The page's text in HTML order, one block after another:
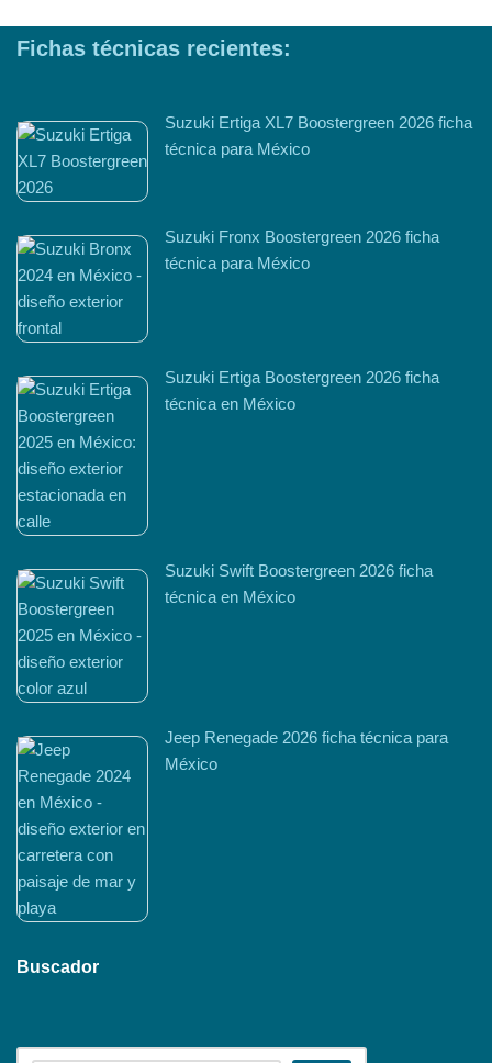
Fichas técnicas recientes:
Suzuki Ertiga XL7 Boostergreen 2026 ficha
técnica para México
Suzuki Fronx Boostergreen 2026 ficha
técnica para México
Suzuki Ertiga Boostergreen 2026 ficha
técnica en México
Suzuki Swift Boostergreen 2026 ficha
técnica en México
Jeep Renegade 2026 ficha técnica para
México
Buscador